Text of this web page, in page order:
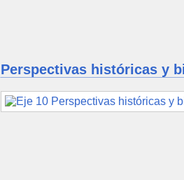
Perspectivas históricas y